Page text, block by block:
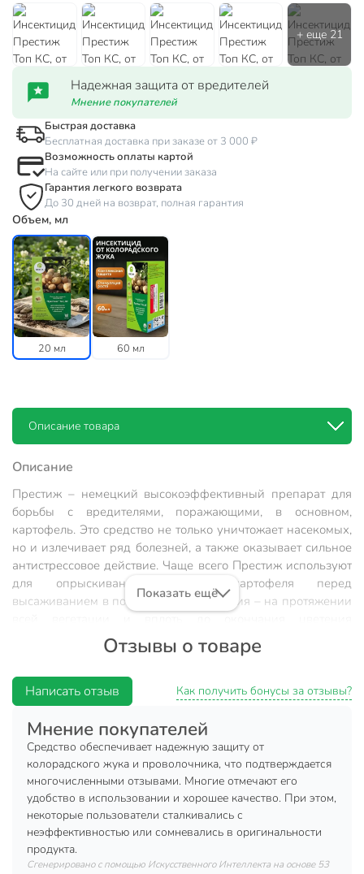
Надежная защита от вредителей
Мнение покупателей
Быстрая доставка
Бесплатная доставка при заказе от 3 000 ₽
Возможность оплаты картой
На сайте или при получении заказа
Гарантия легкого возврата
До 30 дней на возврат, полная гарантия
Объем, мл
20 мл 60 мл
Описание товара
Описание
Престиж – немецкий высокоэффективный препарат для
борьбы с вредителями, поражающими, в основном,
картофель. Это средство не только уничтожает насекомых,
но и излечивает ряд болезней, а также оказывает сильное
антистрессовое действие. Чаще всего Престиж используют
для опрыскивания клубней картофеля перед
высаживанием в почву. Период действия – на протяжении
клубней картофеля.
Количество в наборе, шт
1 шт
Объем, мл
20 мл
Бренд
Dacha Group
Страна производства
Великобритания
Тип
жидкость
Показать ещё
Отзывы о товаре
Написать отзыв Как получить бонусы за отзывы?
Мнение покупателей
Средство обеспечивает надежную защиту от
колорадского жука и проволочника, что подтверждается
многочисленными отзывами. Многие отмечают его
удобство в использовании и хорошее качество. При этом,
некоторые пользователи сталкивались с
неэффективностью или сомневались в оригинальности
продукта.
Сгенерировано с помощью Искусственного Интеллекта на основе 53